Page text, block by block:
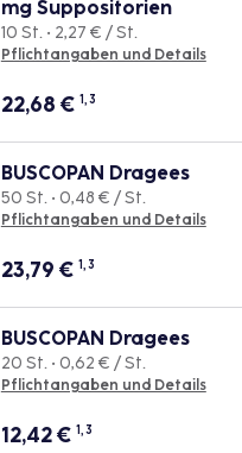
mg Suppositorien
10 St. • 2,27 € / St.
Pflichtangaben und Details
22,68 € 1, 3
BUSCOPAN Dragees
50 St. • 0,48 € / St.
Pflichtangaben und Details
23,79 € 1, 3
BUSCOPAN Dragees
20 St. • 0,62 € / St.
Pflichtangaben und Details
12,42€ 1, 3